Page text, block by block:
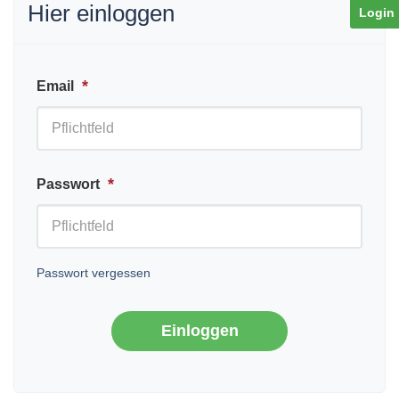
Hier einloggen
Email *
Passwort *
Passwort vergessen
Login